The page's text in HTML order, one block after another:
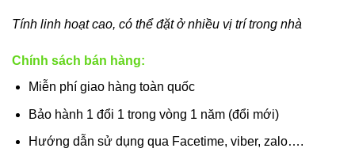
Tính linh hoạt cao, có thể đặt ở nhiều vị trí trong nhà
Chính sách bán hàng:
Miễn phí giao hàng toàn quốc
Bảo hành 1 đổi 1 trong vòng 1 năm (đổi mới)
Hướng dẫn sử dụng qua Facetime, viber, zalo….